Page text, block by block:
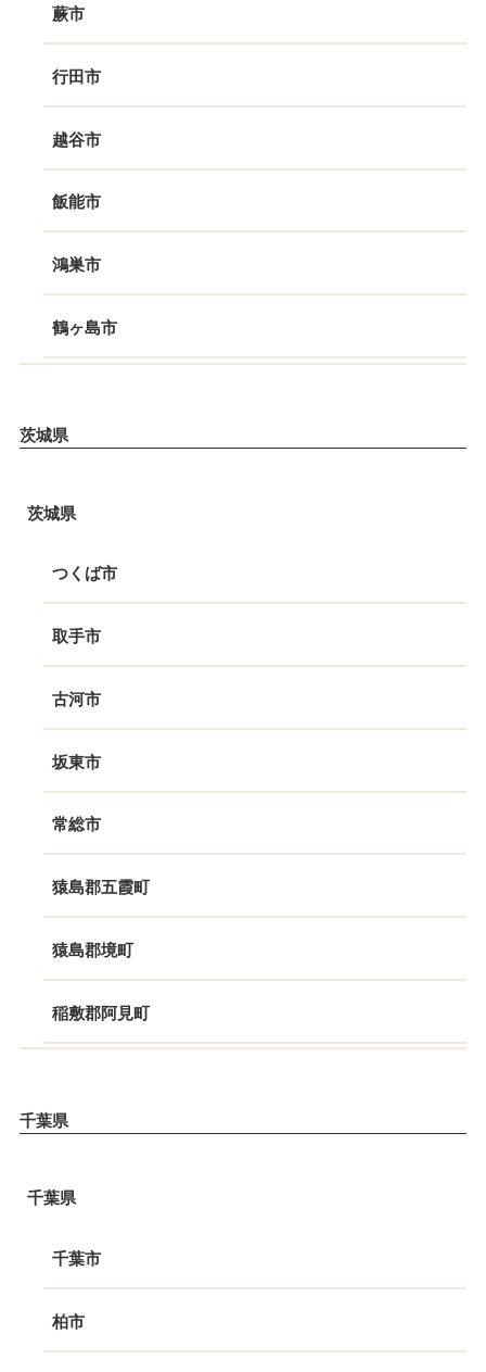
蕨市
行田市
越谷市
飯能市
鴻巣市
鶴ヶ島市
茨城県
茨城県
つくば市
取手市
古河市
坂東市
常総市
猿島郡五霞町
猿島郡境町
稲敷郡阿見町
千葉県
千葉県
千葉市
柏市